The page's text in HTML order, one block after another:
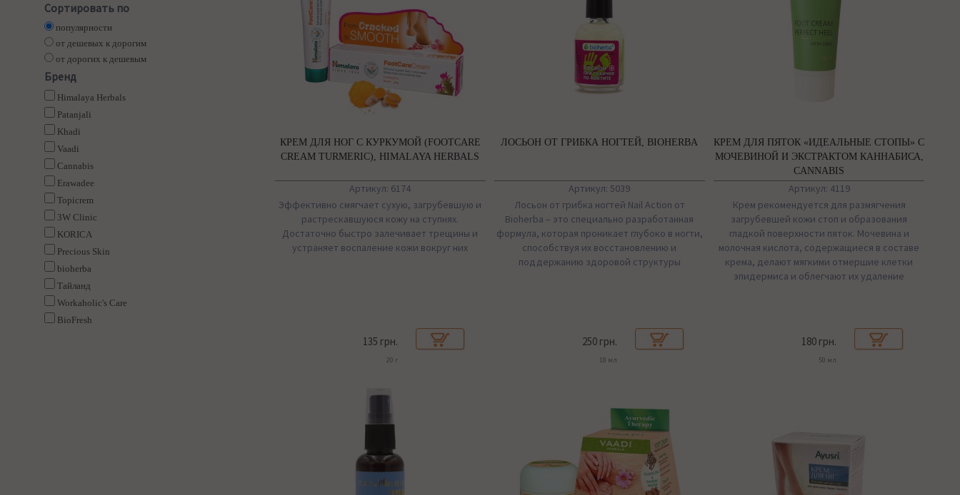
Сортировать по
популярности
от дешевых к дорогим
от дорогих к дешевым
Бренд
Himalaya Herbals
Patanjali
Khadi
Vaadi
Cannabis
Erawadee
Topicrem
3W Clinic
KORICA
Precious Skin
bioherba
Тайланд
Workaholic's Care
BioFresh
КРЕМ ДЛЯ НОГ С КУРКУМОЙ (FOOTCARE
CREAM TURMERIC), HIMALAYA HERBALS
Артикул: 6174
Эффективно смягчает сухую, загрубевшую и
растрескавшуюся кожу на ступнях.
Достаточно быстро залечивает трещины и
устраняет воспаление кожи вокруг них
135 грн.
20 г
ЛОСЬОН ОТ ГРИБКА НОГТЕЙ, BIOHERBA
Артикул: 5039
Лосьон от грибка ногтей Nail Action от
Bioherba – это специально разработанная
формула, которая проникает глубоко в ногти,
способствуя их восстановлению и
поддержанию здоровой структуры
250 грн.
18 мл
КРЕМ ДЛЯ ПЯТОК «ИДЕАЛЬНЫЕ СТОПЫ» С
МОЧЕВИНОЙ И ЭКСТРАКТОМ КАННАБИСА,
CANNABIS
Артикул: 4119
Крем рекомендуется для размягчения
загрубевшей кожи стоп и образования
гладкой поверхности пяток. Мочевина и
молочная кислота, содержащиеся в составе
крема, делают мягкими отмершие клетки
эпидермиса и облегчают их удаление
180 грн.
50 мл